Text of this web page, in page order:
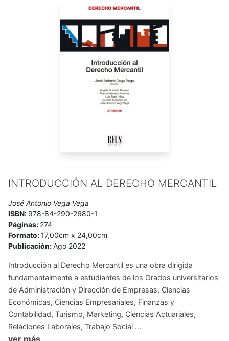
INTRODUCCIÓN AL DERECHO MERCANTIL
José Antonio Vega Vega
ISBN: 978-84-290-2680-1
Páginas: 274
Formato:17,00cm x 24,00cm
Publicación:Ago 2022
Introducción al Derecho Mercantil es una obra dirigida
fundamentalmente a estudiantes de los Grados universitarios
de Administración y Dirección de Empresas, Ciencias
Económicas, Ciencias Empresariales, Finanzas y
Contabilidad, Turismo, Marketing, Ciencias Actuariales,
Relaciones Laborales, Trabajo Social ...
ver más